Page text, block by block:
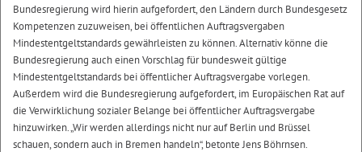
Bundesregierung wird hierin aufgefordert, den Ländern durch Bundesgesetz
Kompetenzen zuzuweisen, bei öffentlichen Auftragsvergaben
Mindestentgeltstandards gewährleisten zu können. Alternativ könne die
Bundesregierung auch einen Vorschlag für bundesweit gültige
Mindestentgeltstandards bei öffentlicher Auftragsvergabe vorlegen.
Außerdem wird die Bundesregierung aufgefordert, im Europäischen Rat auf
die Verwirklichung sozialer Belange bei öffentlicher Auftragsvergabe
hinzuwirken. „Wir werden allerdings nicht nur auf Berlin und Brüssel
schauen, sondern auch in Bremen handeln“, betonte Jens Böhrnsen.